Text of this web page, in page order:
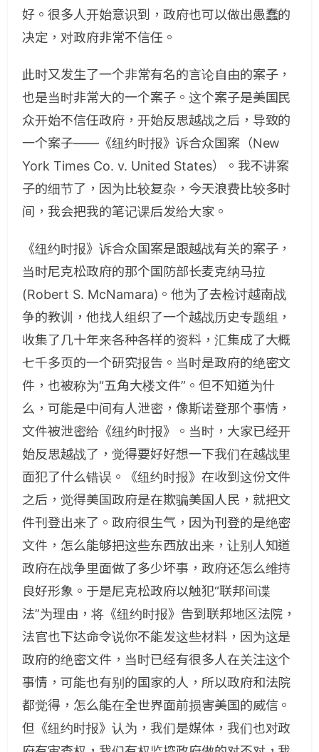
好。很多人开始意识到，政府也可以做出愚蠢的
决定，对政府非常不信任。
此时又发生了一个非常有名的言论自由的案子，
也是当时非常大的一个案子。这个案子是美国民
众开始不信任政府，开始反思越战之后，导致的
一个案子——《纽约时报》诉合众国案（New
York Times Co. v. United States）。我不讲案
子的细节了，因为比较复杂，今天浪费比较多时
间，我会把我的笔记课后发给大家。
《纽约时报》诉合众国案是跟越战有关的案子，
当时尼克松政府的那个国防部长麦克纳马拉
(Robert S. McNamara)。他为了去检讨越南战
争的教训，他找人组织了一个越战历史专题组，
收集了几十年来各种各样的资料，汇集成了大概
七千多页的一个研究报告。当时是政府的绝密文
件，也被称为“五角大楼文件”。但不知道为什
么，可能是中间有人泄密，像斯诺登那个事情，
文件被泄密给《纽约时报》。当时，大家已经开
始反思越战了，觉得要好好想一下我们在越战里
面犯了什么错误。《纽约时报》在收到这份文件
之后，觉得美国政府是在欺骗美国人民，就把文
件刊登出来了。政府很生气，因为刊登的是绝密
文件，怎么能够把这些东西放出来，让别人知道
政府在战争里面做了多少坏事，政府还怎么维持
良好形象。于是尼克松政府以触犯“联邦间谍
法”为理由，将《纽约时报》告到联邦地区法院，
法官也下达命令说你不能发这些材料，因为这是
政府的绝密文件，当时已经有很多人在关注这个
事情，可能也有别的国家的人，所以政府和法院
都觉得，怎么能在全世界面前损害美国的威信。
但《纽约时报》认为，我们是媒体，我们也对政